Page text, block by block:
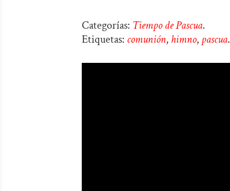
Categorías: Tiempo de Pascua.
Etiquetas: comunión, himno, pascua.